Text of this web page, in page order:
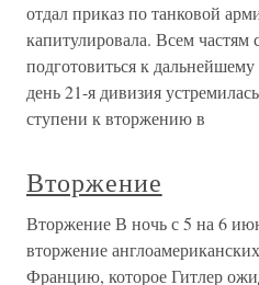
отдал приказ по танковой
капитулировала. Всем частям
подготовиться к
день 21-я дивизия
ступени к вторжению в
Вторжение
Вторжение В ночь с 5 на 6
вторжение
Францию, которое Гитлер